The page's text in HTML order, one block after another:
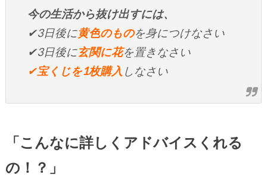
今の生活から抜け出すには、
✔3日後に黄色のものを身につけなさい
✔3日後に玄関に花を置きなさい
✔宝くじを1枚購入 しなさい
「こんなに詳しくアドバイスくれる
の！？」